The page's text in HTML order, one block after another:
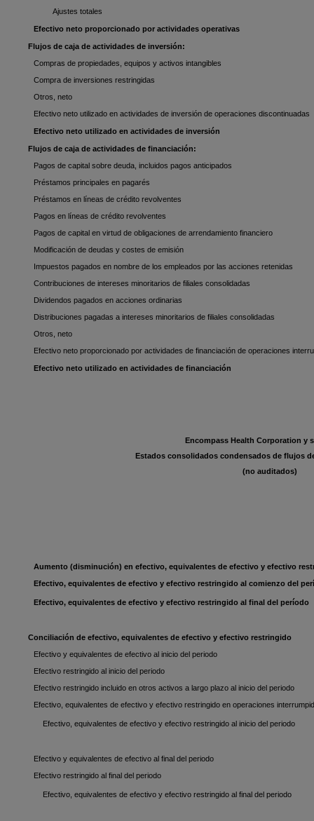
Ajustes totales
Efectivo neto proporcionado por actividades operativas
Flujos de caja de actividades de inversión:
Compras de propiedades, equipos y activos intangibles
Compra de inversiones restringidas
Otros, neto
Efectivo neto utilizado en actividades de inversión de operaciones discontinuadas
Efectivo neto utilizado en actividades de inversión
Flujos de caja de actividades de financiación:
Pagos de capital sobre deuda, incluidos pagos anticipados
Préstamos principales en pagarés
Préstamos en líneas de crédito revolventes
Pagos en líneas de crédito revolventes
Pagos de capital en virtud de obligaciones de arrendamiento financiero
Modificación de deudas y costes de emisión
Impuestos pagados en nombre de los empleados por las acciones retenidas
Contribuciones de intereses minoritarios de filiales consolidadas
Dividendos pagados en acciones ordinarias
Distribuciones pagadas a intereses minoritarios de filiales consolidadas
Otros, neto
Efectivo neto proporcionado por actividades de financiación de operaciones
Efectivo neto utilizado en actividades de financiación
Encompass Health Corporation y
Estados consolidados condensados de flujos
(no auditados)
Aumento (disminución) en efectivo, equivalentes de efectivo y efectivo
Efectivo, equivalentes de efectivo y efectivo restringido al comienzo del
Efectivo, equivalentes de efectivo y efectivo restringido al final del período
Conciliación de efectivo, equivalentes de efectivo y efectivo restringido
Efectivo y equivalentes de efectivo al inicio del periodo
Efectivo restringido al inicio del periodo
Efectivo restringido incluido en otros activos a largo plazo al inicio del periodo
Efectivo, equivalentes de efectivo y efectivo restringido en operaciones
Efectivo, equivalentes de efectivo y efectivo restringido al inicio del periodo
Efectivo y equivalentes de efectivo al final del periodo
Efectivo restringido al final del periodo
Efectivo, equivalentes de efectivo y efectivo restringido al final del periodo